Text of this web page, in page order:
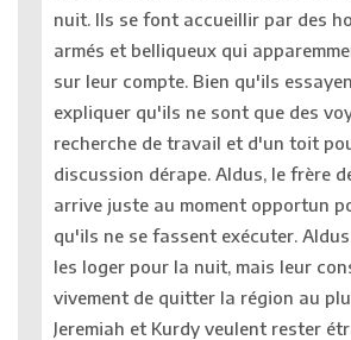
nuit. Ils se font accueillir par des
armés et belliqueux qui
sur leur compte. Bien qu'ils
expliquer qu'ils ne sont que des
recherche de travail et d'un toit
discussion dérape. Aldus, le frère
arrive juste au moment opportun
qu'ils ne se fassent exécuter.
les loger pour la nuit, mais leur
vivement de quitter la région au
Jeremiah et Kurdy veulent rester